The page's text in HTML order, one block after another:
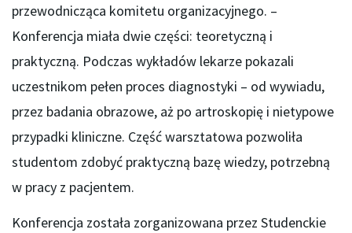
przewodnicząca komitetu organizacyjnego. –
Konferencja miała dwie części: teoretyczną i
praktyczną. Podczas wykładów lekarze pokazali
uczestnikom pełen proces diagnostyki – od wywiadu,
przez badania obrazowe, aż po artroskopię i nietypowe
przypadki kliniczne. Część warsztatowa pozwoliła
studentom zdobyć praktyczną bazę wiedzy, potrzebną
w pracy z pacjentem.
Konferencja została zorganizowana przez Studenckie